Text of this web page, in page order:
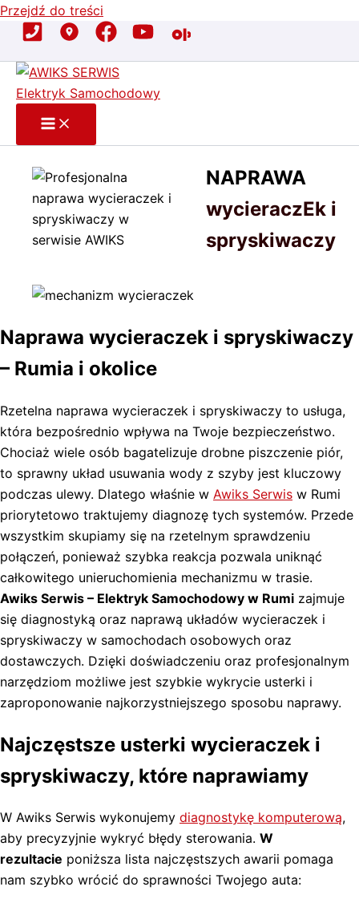
Przejdź do treści
NAPRAWA
wycieraczEk i
spryskiwaczy
Naprawa wycieraczek i spryskiwaczy
– Rumia i okolice
Rzetelna naprawa wycieraczek i spryskiwaczy to usługa,
która bezpośrednio wpływa na Twoje bezpieczeństwo.
Chociaż wiele osób bagatelizuje drobne piszczenie piór,
to sprawny układ usuwania wody z szyby jest kluczowy
podczas ulewy. Dlatego właśnie w Awiks Serwis w Rumi
priorytetowo traktujemy diagnozę tych systemów. Przede
wszystkim skupiamy się na rzetelnym sprawdzeniu
połączeń, ponieważ szybka reakcja pozwala uniknąć
całkowitego unieruchomienia mechanizmu w trasie.
Awiks Serwis – Elektryk Samochodowy w Rumi zajmuje
się diagnostyką oraz naprawą układów wycieraczek i
spryskiwaczy w samochodach osobowych oraz
dostawczych. Dzięki doświadczeniu oraz profesjonalnym
narzędziom możliwe jest szybkie wykrycie usterki i
zaproponowanie najkorzystniejszego sposobu naprawy.
Najczęstsze usterki wycieraczek i
spryskiwaczy, które naprawiamy
W Awiks Serwis wykonujemy diagnostykę komputerową,
aby precyzyjnie wykryć błędy sterowania. W
rezultacie poniższa lista najczęstszych awarii pomaga
nam szybko wrócić do sprawności Twojego auta: